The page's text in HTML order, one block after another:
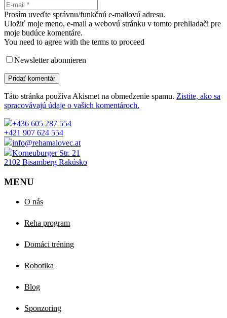
Prosím uveďte správnu/funkčnú e-mailovú adresu.
Uložiť moje meno, e-mail a webovú stránku v tomto prehliadači pre
moje budúce komentáre.
You need to agree with the terms to proceed
Newsletter abonnieren
Pridať komentár
Táto stránka používa Akismet na obmedzenie spamu. Zistite, ako sa
spracovávajú údaje o vašich komentároch.
+436 605 287 554
+421 907 624 554
info@rehamalovec.at
Korneuburger Str. 21
2102 Bisamberg Rakúsko
MENU
O nás
Reha program
Domáci tréning
Robotika
Blog
Sponzoring